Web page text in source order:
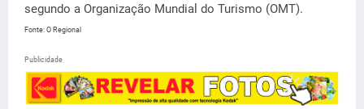
segundo a Organização Mundial do Turismo (OMT).
Fonte: O Regional
Publicidade